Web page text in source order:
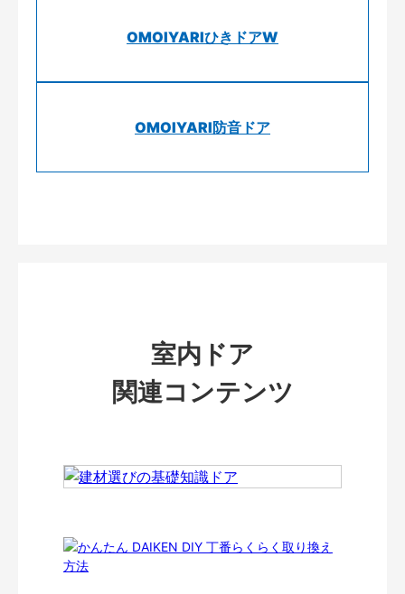
OMOIYARIひきドアW
OMOIYARI防音ドア
室内ドア
関連コンテンツ